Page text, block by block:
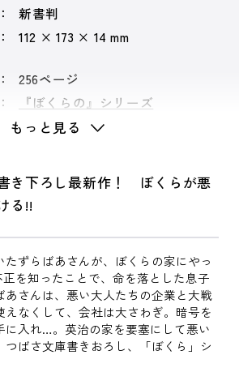
新書判
112 × 173 × 14 mm
256ページ
『ぼくらの』シリーズ
もっと見る
き下ろし最新作！ ぼくらが悪
る!!
たずらばあさんが、ぼくらの家にやっ
を知ったことで、命を落とした息子
あさんは、悪い大人たちの企業と大戦
なくして、会社は大さわぎ。暗号を
に入れ…。英治の家を要塞にして悪い
つばさ文庫書きおろし、「ぼくら」シ